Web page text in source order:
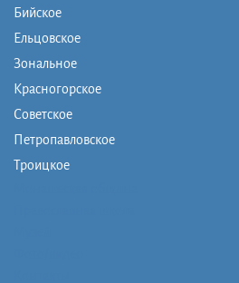
Бийское
Ельцовское
Зональное
Красногорское
Советское
Петропавловское
Троицкое